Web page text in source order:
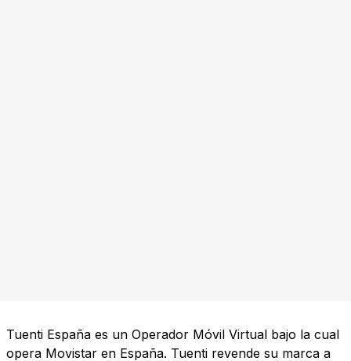
Tuenti España es un Operador Móvil Virtual bajo la cual
opera Movistar en España. Tuenti revende su marca a